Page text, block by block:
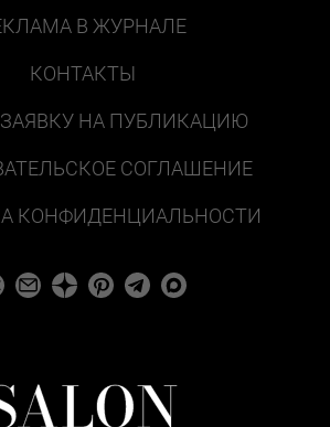
В ЖУРНАЛЕ
КОНТАКТЫ
НА ПУБЛИКАЦИЮ
СОГЛАШЕНИЕ
КОНФИДЕНЦИАЛЬНОСТИ